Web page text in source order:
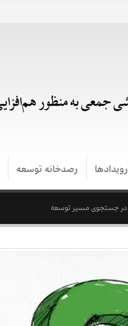
رویدادها رصدخانه توسعه
در جستجوی مسیر توسعه